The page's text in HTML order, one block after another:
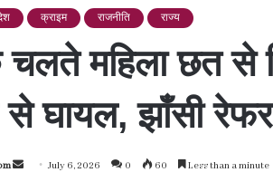
क्राइम राजनीति राज्य
चलते महिला छत से
घायल, झाँसी रेफर
Send July 6, 2026 0 60 Less than a minute